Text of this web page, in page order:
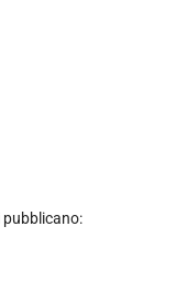
pubblicano: